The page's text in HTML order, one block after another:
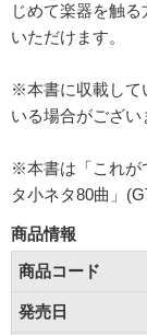
じめて楽器を触
いただけます。
※本書に収載して
いる場合がござい
※本書は「これが
タ小ネタ80曲」
商品情報
商品コード
発売日